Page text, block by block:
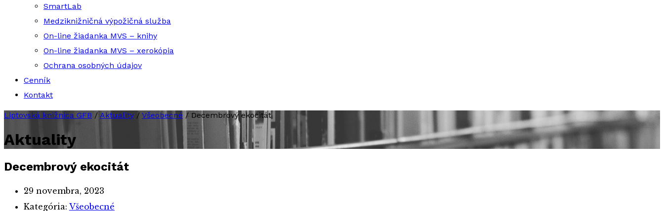
SmartLab
Medziknižničná výpožičná služba
On-line žiadanka MVS – knihy
On-line žiadanka MVS – xerokópia
Ochrana osobných údajov
Cenník
Kontakt
Liptovská knižnica GFB / Aktuality / Všeobecné / Decembrový ekocitát
Aktuality
Decembrový ekocitát
29 novembra, 2023
Kategória: Všeobecné